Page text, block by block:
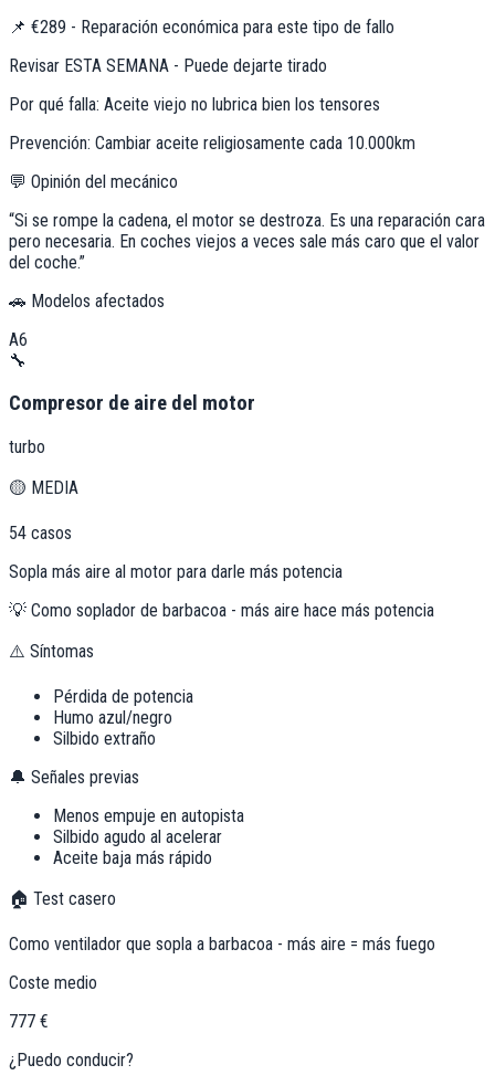
📌 €289 - Reparación económica para este tipo de fallo
Revisar ESTA SEMANA - Puede dejarte tirado
Por qué falla: Aceite viejo no lubrica bien los tensores
Prevención: Cambiar aceite religiosamente cada 10.000km
💬 Opinión del mecánico
“Si se rompe la cadena, el motor se destroza. Es una reparación cara
pero necesaria. En coches viejos a veces sale más caro que el valor
del coche.”
🚗 Modelos afectados
A6
🔧
Compresor de aire del motor
turbo
🟡 MEDIA
54 casos
Sopla más aire al motor para darle más potencia
💡 Como soplador de barbacoa - más aire hace más potencia
⚠️ Síntomas
Pérdida de potencia
Humo azul/negro
Silbido extraño
🔔 Señales previas
Menos empuje en autopista
Silbido agudo al acelerar
Aceite baja más rápido
🏠 Test casero
Como ventilador que sopla a barbacoa - más aire = más fuego
Coste medio
777 €
¿Puedo conducir?